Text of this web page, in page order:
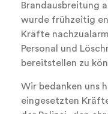
Brandausbreitung
wurde frühzeitig
Kräfte
Personal und
bereitstellen zu
Wir bedanken uns
eingesetzten